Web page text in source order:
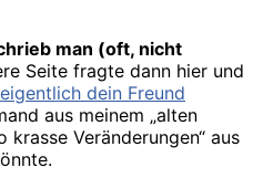
man (oft, nicht
Seite fragte dann hier und
dein Freund
aus meinem „alten
krasse Veränderungen“ aus